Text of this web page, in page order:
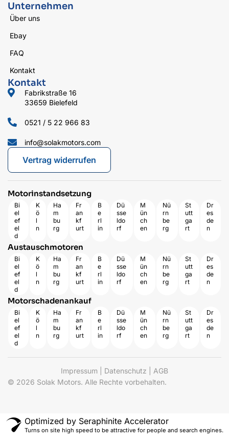
Unternehmen
Über uns
Ebay
FAQ
Kontakt
Kontakt
Fabrikstraße 16
33659 Bielefeld
0521 / 5 22 966 83
info@solakmotors.com
Vertrag widerrufen
Motorinstandsetzung
Bi
el
ef
el
d
K
ö
l
n
Ha
m
bu
rg
Fr
an
kf
urt
B
e
rl
in
Dü
sse
ldo
rf
M
ün
ch
en
Nü
rn
be
rg
St
utt
ga
rt
Dr
es
de
n
Austauschmotoren
Bi
el
ef
el
d
K
ö
l
n
Ha
m
bu
rg
Fr
an
kf
urt
B
e
rl
in
Dü
sse
ldo
rf
M
ün
ch
en
Nü
rn
be
rg
St
utt
ga
rt
Dr
es
de
n
Motorschadenankauf
Bi
el
ef
el
d
K
ö
l
n
Ha
m
bu
rg
Fr
an
kf
urt
B
e
rl
in
Dü
sse
ldo
rf
M
ün
ch
en
Nü
rn
be
rg
St
utt
ga
rt
Dr
es
de
n
© 2026 Solak Motors. Alle Rechte vorbehalten.
Impressum Datenschutz AGB
Optimized by Seraphinite Accelerator
Turns on site high speed to be attractive for people and search engines.